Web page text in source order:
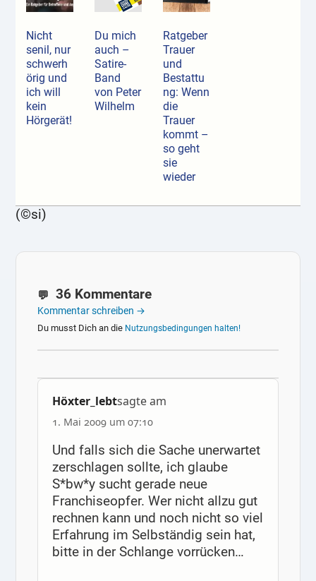
Nicht
senil, nur
schwerh
örig und
ich will
kein
Hörgerät!
Du mich
auch –
Satire-
Band
von Peter
Wilhelm
Ratgeber
Trauer
und
Bestattu
ng: Wenn
die
Trauer
kommt –
so geht
sie
wieder
(©si)
36 Kommentare
Kommentar schreiben →
Du musst Dich an die Nutzungsbedingungen halten!
Höxter_lebtsagte am
1. Mai 2009 um 07:10
Und falls sich die Sache unerwartet
zerschlagen sollte, ich glaube
S*bw*y sucht gerade neue
Franchiseopfer. Wer nicht allzu gut
rechnen kann und noch nicht so viel
Erfahrung im Selbständig sein hat,
bitte in der Schlange vorrücken…